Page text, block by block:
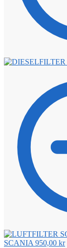
SCANIA 950,00 kr